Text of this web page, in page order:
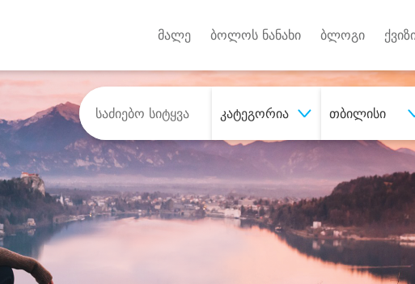
მალე ბოლოს ნანახი ბლოგი
კატეგორია თბილისი
შეიძინესასურველი